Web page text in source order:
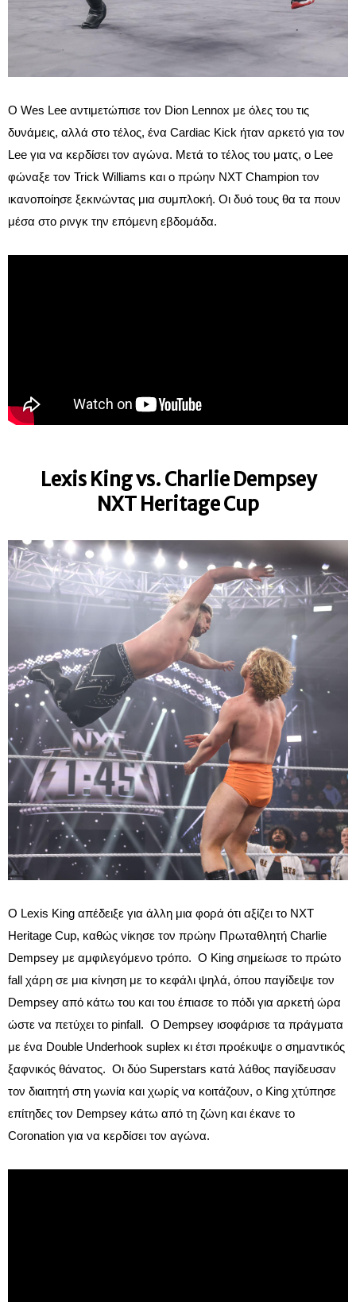
Ο Wes Lee αντιμετώπισε τον Dion Lennox με όλες του τις
δυνάμεις, αλλά στο τέλος, ένα Cardiac Kick ήταν αρκετό για τον
Lee για να κερδίσει τον αγώνα. Μετά το τέλος του ματς, ο Lee
φώναξε τον Trick Williams και ο πρώην NXT Champion τον
ικανοποίησε ξεκινώντας μια συμπλοκή. Οι δυό τους θα τα πουν
μέσα στο ρινγκ την επόμενη εβδομάδα.
Lexis King vs. Charlie Dempsey
NXT Heritage Cup
Ο Lexis King απέδειξε για άλλη μια φορά ότι αξίζει το NXT
Heritage Cup, καθώς νίκησε τον πρώην Πρωταθλητή Charlie
Dempsey με αμφιλεγόμενο τρόπο. Ο King σημείωσε το πρώτο
fall χάρη σε μια κίνηση με το κεφάλι ψηλά, όπου παγίδεψε τον
Dempsey από κάτω του και του έπιασε το πόδι για αρκετή ώρα
ώστε να πετύχει το pinfall. Ο Dempsey ισοφάρισε τα πράγματα
με ένα Double Underhook suplex κι έτσι προέκυψε ο σημαντικός
ξαφνικός θάνατος. Οι δύο Superstars κατά λάθος παγίδευσαν
τον διαιτητή στη γωνία και χωρίς να κοιτάζουν, ο King χτύπησε
επίτηδες τον Dempsey κάτω από τη ζώνη και έκανε το
Coronation για να κερδίσει τον αγώνα.